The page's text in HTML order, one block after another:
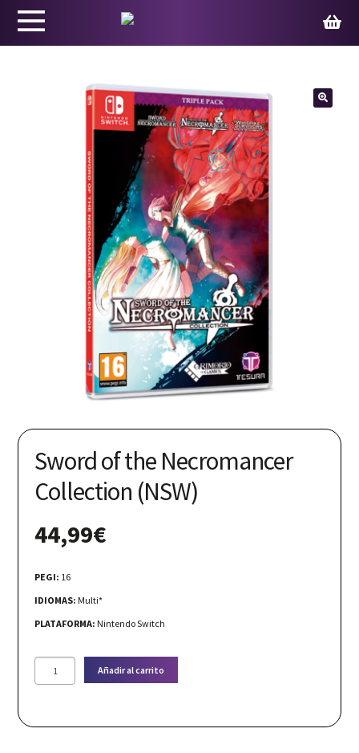
Sword of the Necromancer
Collection (NSW)
44,99€
PEGI: 16
IDIOMAS: Multi*
PLATAFORMA: Nintendo Switch
Sword
Collection
Añadir al carrito
Productos
Juegos
Ed. Coleccionista
Merchandising
Contacto
Carrito
Nuestras redes: